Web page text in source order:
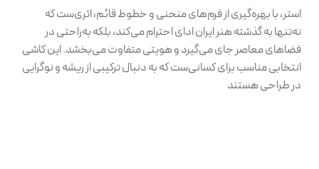
استر، با بهره‌گیری از فرم‌های منحنی و خطوط قائم، اثری‌ست که
نه‌تنها به گذشته هنر ایران ادای احترام می‌کند، بلکه به‌راحتی در
فضاهای معاصر جای می‌گیرد و هویتی متفاوت می‌بخشد. این کاشی
انتخابی مناسب برای کسانی‌ست که به دنبال ترکیبی از ریشه‌ و نوگرایی
در طراحی هستند